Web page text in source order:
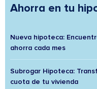
Ahorra en tu
Nueva hipoteca:
ahorra cada mes
Subrogar Hipoteca:
cuota de tu vivienda